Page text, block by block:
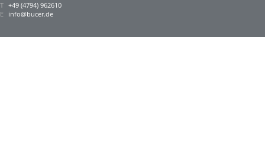
T +49 (4794) 962610
E info@bucer.de